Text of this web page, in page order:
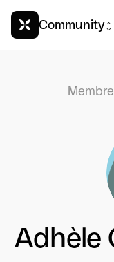
Community
Adhèle